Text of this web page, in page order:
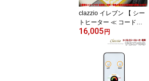
のご商談をさしあげます
】
clazzio イレブン 【 シー
トヒーター ≪ コードレ
スリモコンタイプ ≫】≪
2席分4シート入り 【 1列
ター ≫ 省電力LED採用
コントローラー付 12V車
16,005円